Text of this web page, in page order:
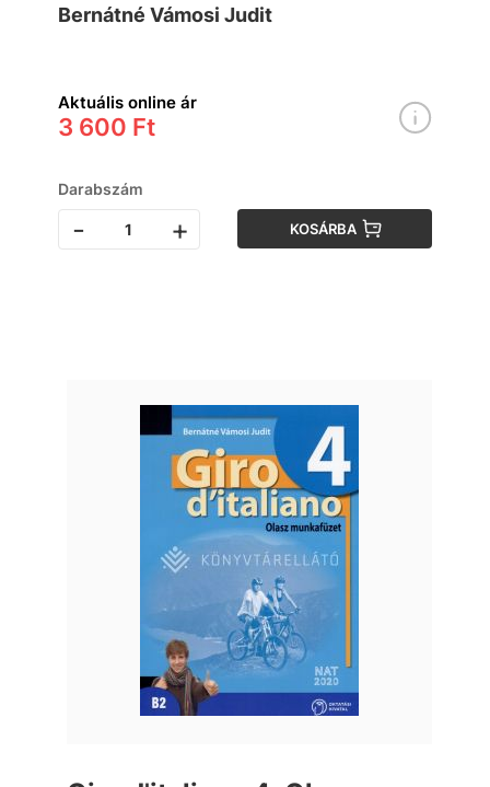
Bernátné Vámosi Judit
Aktuális online ár
3 600 Ft
Darabszám
- + KOSÁRBA